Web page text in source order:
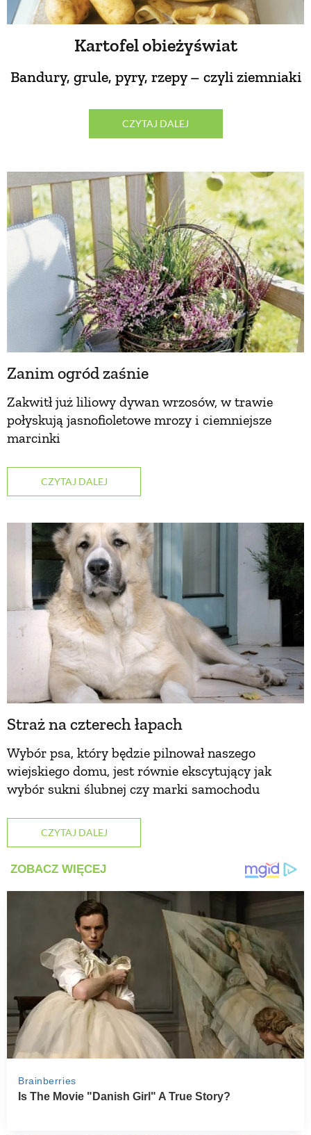
Kartofel obieżyświat
Bandury, grule, pyry, rzepy – czyli ziemniaki
CZYTAJ DALEJ
Zanim ogród zaśnie
Zakwitł już liliowy dywan wrzosów, w trawie
połyskują jasnofioletowe mrozy i ciemniejsze
marcinki
CZYTAJ DALEJ
Straż na czterech łapach
Wybór psa, który będzie pilnował naszego
wiejskiego domu, jest równie ekscytujący jak
wybór sukni ślubnej czy marki samochodu
CZYTAJ DALEJ
PRZETWORY